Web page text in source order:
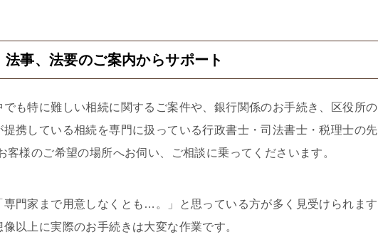
事、法要のご案内からサポート
も特に難しい相続に関するご案件や、銀行関係のお手続き、区役所の
携している相続を専門に扱っている行政書士・司法書士・税理士の先
客様のご希望の場所へお伺い、ご相談に乗ってくださいます。
門家まで用意しなくとも…。」と思っている方が多く見受けられます
像以上に実際のお手続きは大変な作業です。